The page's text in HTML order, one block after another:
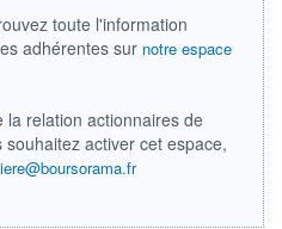
25,5/100 (moyen)
toute l'information
adhérentes sur notre espace
la relation actionnaires de
activer cet espace,